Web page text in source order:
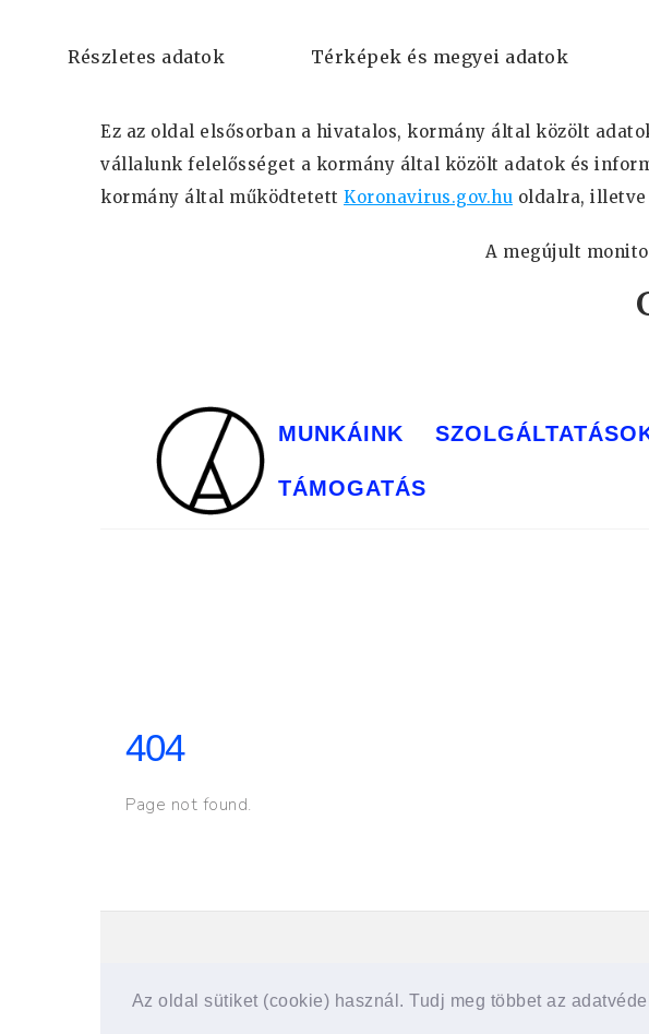
Részletes adatok Térképek és megyei adatok
Ez az oldal elsősorban a hivatalos, kormány által közölt
vállalunk felelősséget a kormány által közölt adatok és
kormány által működtetett Koronavirus.gov.hu oldalra,
A megújult